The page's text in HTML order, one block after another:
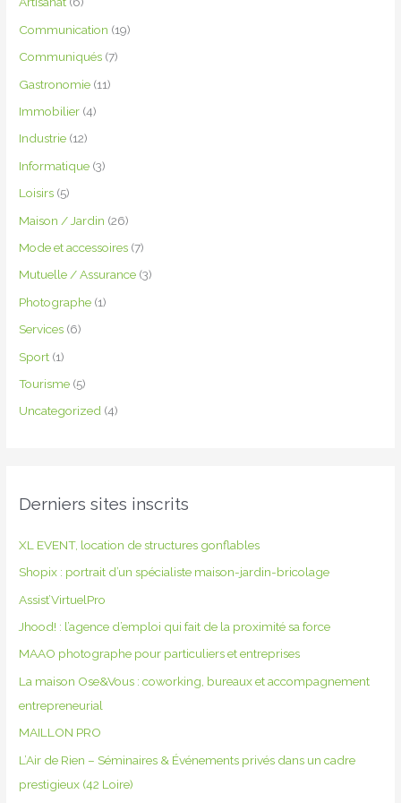
c
h
e
r
Communication (19)
Communiqués (7)
Gastronomie (11)
Immobilier (4)
Industrie (12)
Informatique (3)
Loisirs (5)
Maison / Jardin (26)
Mode et accessoires (7)
Mutuelle / Assurance (3)
Photographe (1)
Services (6)
Sport (1)
Tourisme (5)
Uncategorized (4)
Derniers sites inscrits
XL EVENT, location de structures gonflables
Shopix : portrait d’un spécialiste maison-jardin-bricolage
Assist’VirtuelPro
Jhood! : l’agence d’emploi qui fait de la proximité sa force
MAAO photographe pour particuliers et entreprises
La maison Ose&Vous : coworking, bureaux et accompagnement
entrepreneurial
MAILLON PRO
L’Air de Rien – Séminaires & Événements privés dans un cadre
prestigieux (42 Loire)